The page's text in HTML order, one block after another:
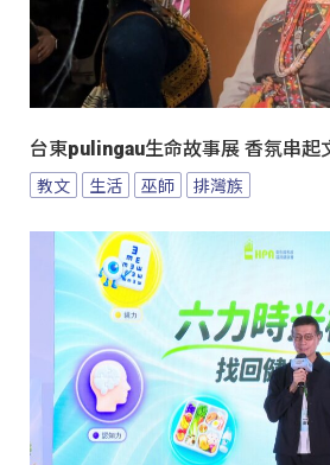
台東pulingau生命故事展 香氛串起
教文 生活 巫師 排灣族